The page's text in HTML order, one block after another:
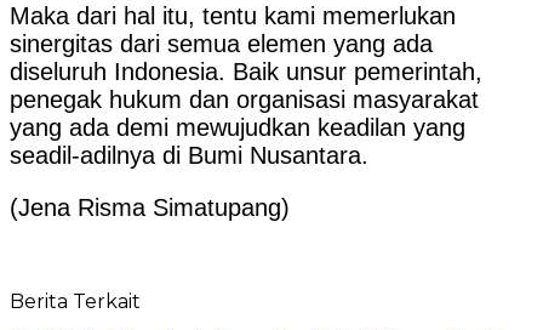
Maka dari hal itu, tentu kami memerlukan
sinergitas dari semua elemen yang ada
diseluruh Indonesia. Baik unsur pemerintah,
penegak hukum dan organisasi masyarakat
yang ada demi mewujudkan keadilan yang
seadil-adilnya di Bumi Nusantara.
(Jena Risma Simatupang)
Berita Terkait